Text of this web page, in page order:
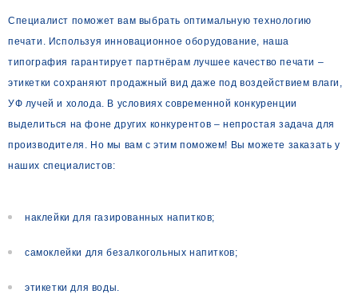
Специалист поможет вам выбрать оптимальную технологию
печати. Используя инновационное оборудование, наша
типография гарантирует партнёрам лучшее качество печати –
этикетки сохраняют продажный вид даже под воздействием влаги,
УФ лучей и холода. В условиях современной конкуренции
выделиться на фоне других конкурентов – непростая задача для
производителя. Но мы вам с этим поможем! Вы можете заказать у
наших специалистов:
наклейки для газированных напитков;
самоклейки для безалкогольных напитков;
этикетки для воды.